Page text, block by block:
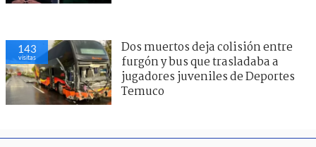
143
visitas
Dos muertos deja colisión entre
furgón y bus que trasladaba a
jugadores juveniles de Deportes
Temuco